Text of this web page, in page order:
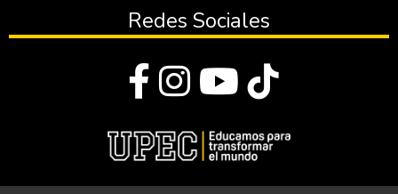
Redes Sociales